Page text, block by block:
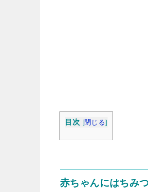
目次 [閉じる]
赤ちゃんにはちみ